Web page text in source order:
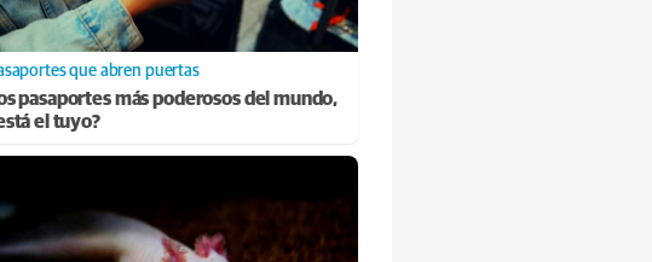
que abren puertas
pasaportes más poderosos del mundo,
el tuyo?